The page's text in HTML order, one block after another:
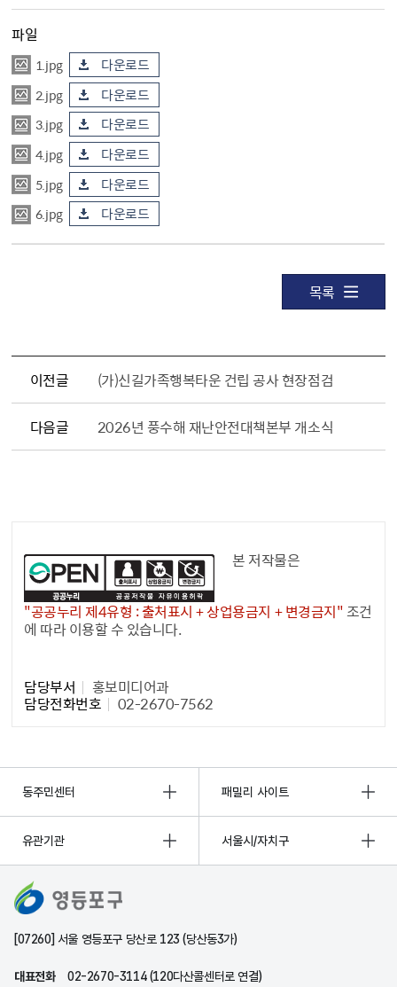
파일
1.jpg
다운로드
2.jpg
다운로드
3.jpg
다운로드
4.jpg
다운로드
5.jpg
다운로드
6.jpg
다운로드
목록
이전글 (가)신길가족행복타운 건립 공사 현장점검
다음글 2026년 풍수해 재난안전대책본부 개소식
본 저작물은
"공공누리 제4유형 : 출처표시 + 상업용금지 + 변경금지"조건
에 따라 이용할 수 있습니다.
담당부서 홍보미디어과
담당전화번호 02-2670-7562
동주민센터 패밀리 사이트
유관기관 서울시/자치구
[07260] 서울 영등포구 당산로 123 (당산동3가)
대표전화 02-2670-3114 (120다산콜센터로 연결)